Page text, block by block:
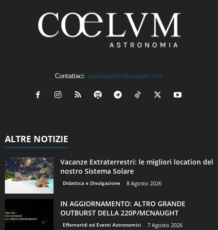
Contattaci: coelumastro@coelum.com
ALTRE NOTIZIE
Vacanze Extraterrestri: le migliori location del
nostro Sistema Solare
Didattica e Divulgazione 8 Agosto 2026
IN AGGIORNAMENTO: ALTRO GRANDE
OUTBURST DELLA 220P/MCNAUGHT
Effemeridi ed Eventi Astronomici 7 Agosto 2026